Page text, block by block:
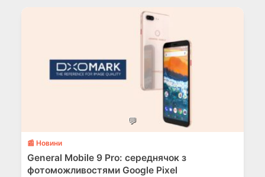
💬
📰 Новини
General Mobile 9 Pro: середнячок з
фотоможливостями Google Pixel